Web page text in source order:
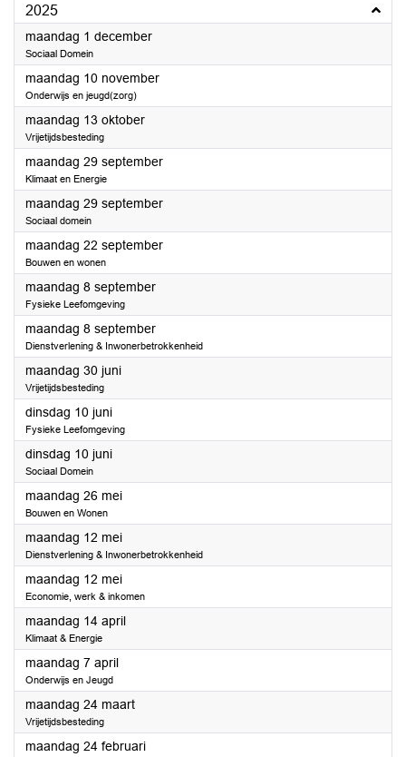
2025
maandag 1 december2025
Sociaal Domein
maandag 10 november2025
Onderwijs en jeugd(zorg)
maandag 13 oktober2025
Vrijetijdsbesteding
maandag 29 september2025
Klimaat en Energie
maandag 29 september2025
Sociaal domein
maandag 22 september2025
Bouwen en wonen
maandag 8 september2025
Fysieke Leefomgeving
maandag 8 september2025
Dienstverlening & Inwonerbetrokkenheid
maandag 30 juni2025
Vrijetijdsbesteding
dinsdag 10 juni2025
Fysieke Leefomgeving
dinsdag 10 juni2025
Sociaal Domein
maandag 26 mei2025
Bouwen en Wonen
maandag 12 mei2025
Dienstverlening & Inwonerbetrokkenheid
maandag 12 mei2025
Economie, werk & inkomen
maandag 14 april2025
Klimaat & Energie
maandag 7 april2025
Onderwijs en Jeugd
maandag 24 maart2025
Vrijetijdsbesteding
maandag 24 februari2025